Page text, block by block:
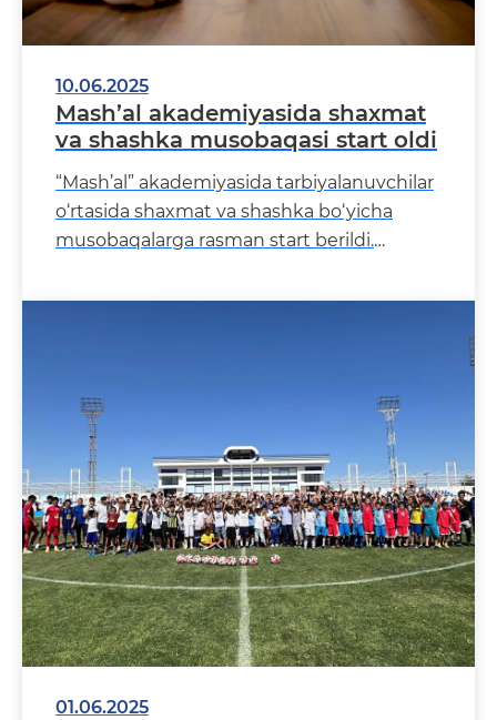
10.06.2025
Mash’al akademiyasida shaxmat
va shashka musobaqasi start oldi
“Mash’al” akademiyasida tarbiyalanuvchilar
o‘rtasida shaxmat va shashka bo‘yicha
musobaqalarga rasman start berildi.
01.06.2025